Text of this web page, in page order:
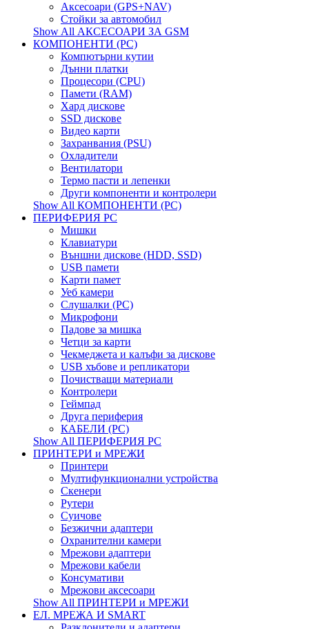
Аксесоари (GPS+NAV)
Стойки за автомобил
Show All АКСЕСОАРИ ЗА GSM
КОМПОНЕНТИ (PC)
Компютърни кутии
Дънни платки
Процесори (CPU)
Памети (RAM)
Хард дискове
SSD дискове
Видео карти
Захранвания (PSU)
Охладители
Вентилатори
Термо пасти и лепенки
Други компоненти и контролери
Show All КОМПОНЕНТИ (PC)
ПЕРИФЕРИЯ PC
Мишки
Клавиатури
Външни дискове (HDD, SSD)
USB памети
Kарти памет
Уеб камери
Слушалки (PC)
Микрофони
Падове за мишка
Четци за карти
Чекмеджета и калъфи за дискове
USB хъбове и репликатори
Почистващи материали
Контролери
Геймпад
Друга периферия
КАБЕЛИ (PC)
Show All ПЕРИФЕРИЯ PC
ПРИНТЕРИ и МРЕЖИ
Принтери
Мултифункционални устройства
Скенери
Рутери
Суичове
Безжични адаптери
Охранителни камери
Мрежови адаптери
Мрежови кабели
Консумативи
Мрежови аксесоари
Show All ПРИНТЕРИ и МРЕЖИ
ЕЛ. МРЕЖА И SMART